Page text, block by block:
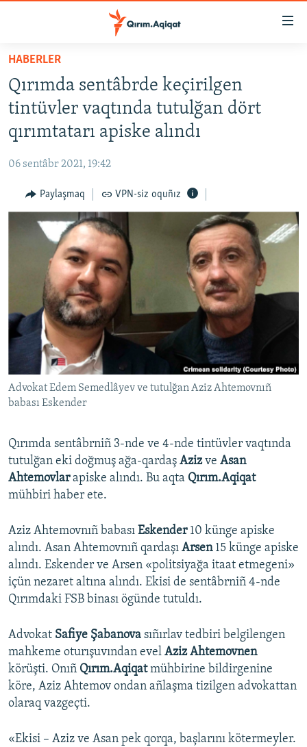
Esas
qaytmaq
Baş
navigatsiyağa
qaytmaq
Qıdıruvğa
HABERLER
SİYASET
İQTİSADİYAT
MEDENİYET
İNSAN AQLARI
VİDEO
BLOGLAR
Русский
Українською
QOŞULIÑIZ!
RFE/RS bütün saytları
HABERLER
Qırımda sentâbrde keçirilgen
tintüvler vaqtında tutulğan dört
qırımtatarı apiske alındı
06 sentâbr 2021, 19:42
Paylaşmaq VPN-siz oquñız
Advokat Edem Semedlâyev ve tutulğan Aziz Ahtemovnıñ
babası Eskender
Qırımda sentâbrniñ 3-nde ve 4-nde tintüvler vaqtında
tutulğan eki doğmuş ağa-qardaş Azizve Asan
Ahtemovlarapiske alındı. Bu aqta Qırım.Aqiqat
mühbiri haber ete.
Aziz Ahtemovnıñ babası Eskender 10 künge apiske
alındı. Asan Ahtemovnıñ qardaşı Arsen 15 künge apiske
alındı. Eskender ve Arsen «politsiyağa itaat etmegeni»
içün nezaret altına alındı. Ekisi de sentâbrniñ 4-nde
Qırımdaki FSB binası ögünde tutuldı.
Advokat Safiye Şabanova sıñırlav tedbiri belgilengen
mahkeme oturışuvından evel Aziz Ahtemovnen
körüşti. Onıñ Qırım.Aqiqatmühbirine bildirgenine
köre, Aziz Ahtemov ondan añlaşma tizilgen advokattan
olaraq vazgeçti.
«Ekisi – Aziz ve Asan pek qorqa, başlarını kötermeyler.